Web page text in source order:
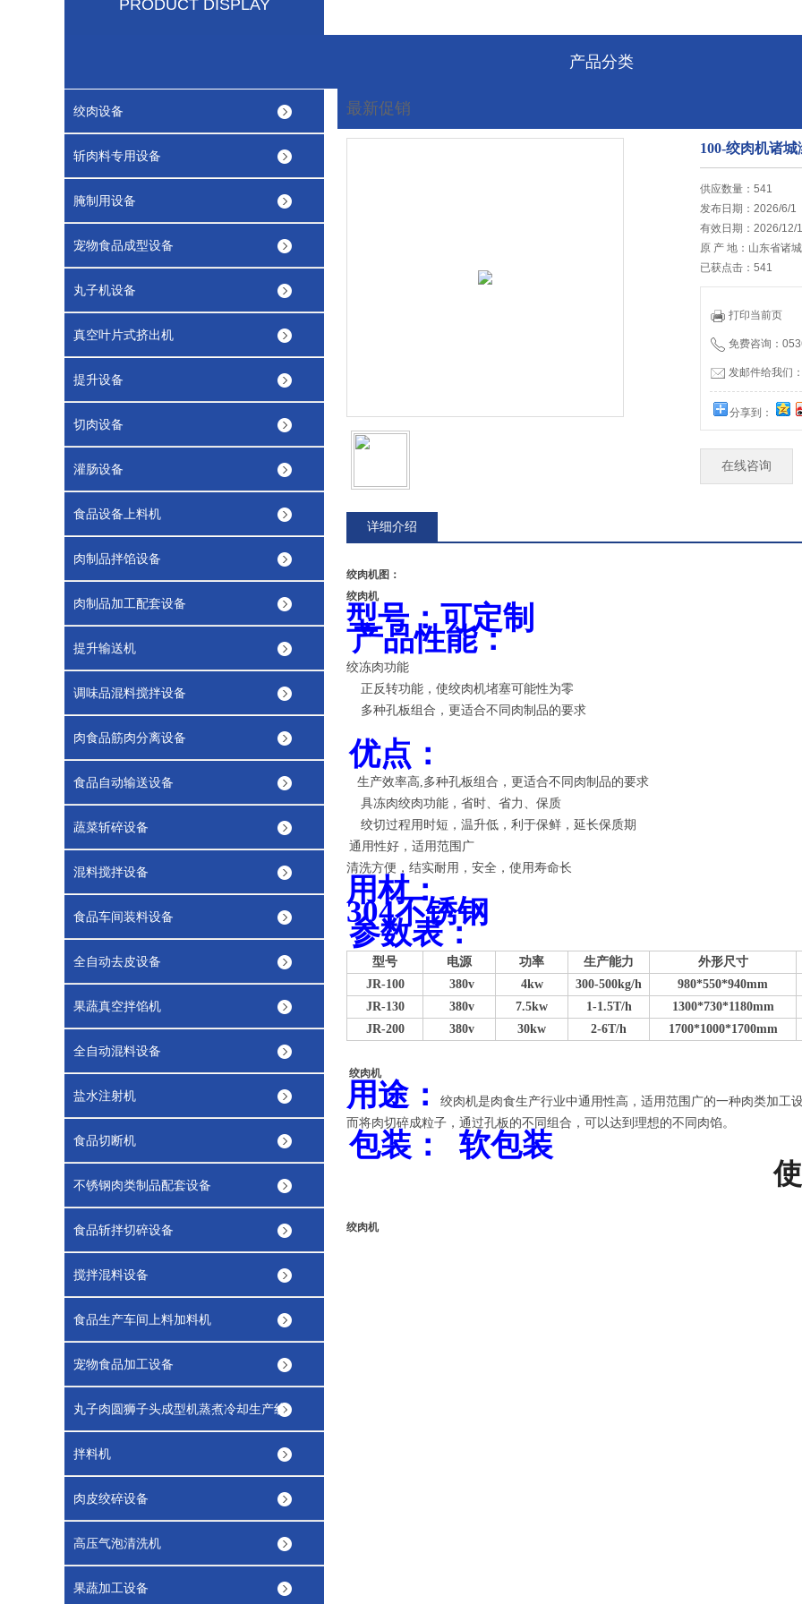
PRODUCT DISPLAY
产品分类
绞肉设备
斩肉料专用设备
腌制用设备
宠物食品成型设备
丸子机设备
真空叶片式挤出机
提升设备
切肉设备
灌肠设备
食品设备上料机
肉制品拌馅设备
肉制品加工配套设备
提升输送机
调味品混料搅拌设备
肉食品筋肉分离设备
食品自动输送设备
蔬菜斩碎设备
混料搅拌设备
食品车间装料设备
全自动去皮设备
果蔬真空拌馅机
全自动混料设备
盐水注射机
食品切断机
不锈钢肉类制品配套设备
食品斩拌切碎设备
搅拌混料设备
食品生产车间上料加料机
宠物食品加工设备
丸子肉圆狮子头成型机蒸煮冷却生产线
拌料机
肉皮绞碎设备
高压气泡清洗机
果蔬加工设备
最新促销
100-绞肉机诸
供应数量：541
发布日期：2026/6/1
有效日期：2026/12/1
原 产 地：山东省诸
已获点击：541
打印当前页
免费咨询：
发邮件给我们
分享到：
在线咨询
详细介绍
绞肉机图：
绞肉机
型号 ：可定制
产品性能：
绞冻肉功能
正反转功能，使绞肉机堵塞可能性为零
多种孔板组合，更适合不同肉制品的要求
优点：
生产效率高,多种孔板组合，更适合不同肉制品的要求
具冻肉绞肉功能，省时、省力、保质
绞切过程用时短，温升低，利于保鲜，延长保质期
通用性好，适用范围广
清洗方便，结实耐用，安全，使用寿命长
用材：
304不锈钢
参数表：
型号 电源 功率 生产能力
外形尺寸
JR-100
380v 4kw 300-500kg/h
980*550*940mm
JR-130
380v 7.5kw 1-1.5T/h
1300*730*1180mm
JR-200
380v 30kw 2-6T/h 1700*1000*1700mm
绞肉机
用途：
绞肉机是肉食生产行业中通用性高，适用范围广的一种肉类加工
而将肉切碎成粒子，通过孔板的不同组合，可以达到理想的不同肉馅。
包装 ： 软包装
绞肉机